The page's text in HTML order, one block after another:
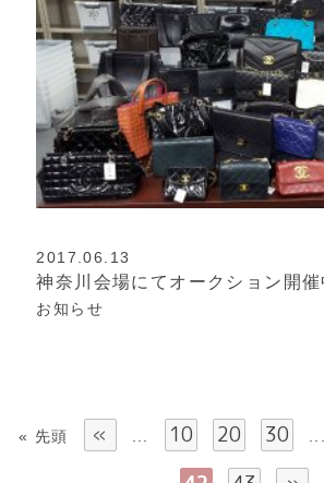
2017.06.13
神奈川会場にてオークション開催
お知らせ
« 先頭 « ... 10 20 30 ...